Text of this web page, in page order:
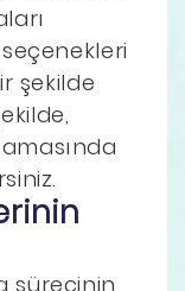
şekilde
sürecinin